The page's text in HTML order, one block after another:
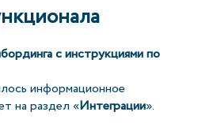
с инструкциями по
информационное
на раздел «Интеграции».